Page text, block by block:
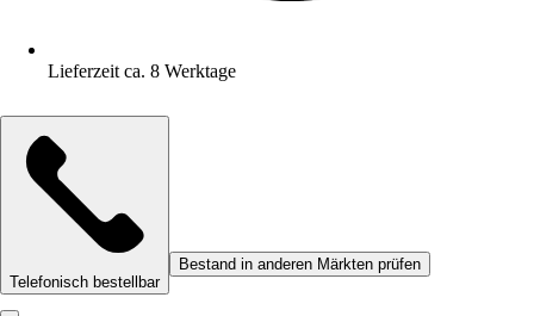
Lieferzeit ca. 8 Werktage
Telefonisch bestellbar
Bestand in anderen Märkten prüfen